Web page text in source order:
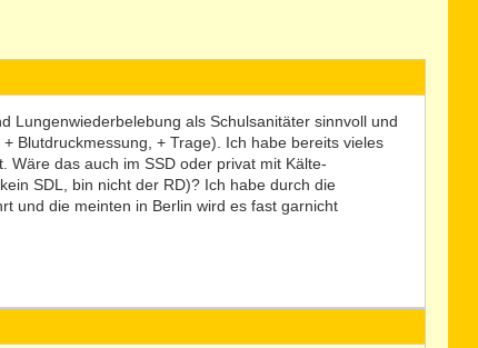
Lungenwiederbelebung als Schulsanitäter sinnvoll und
Blutdruckmessung, + Trage). Ich habe bereits vieles
Wäre das auch im SSD oder privat mit Kälte-
SDL, bin nicht der RD)? Ich habe durch die
und die meinten in Berlin wird es fast garnicht